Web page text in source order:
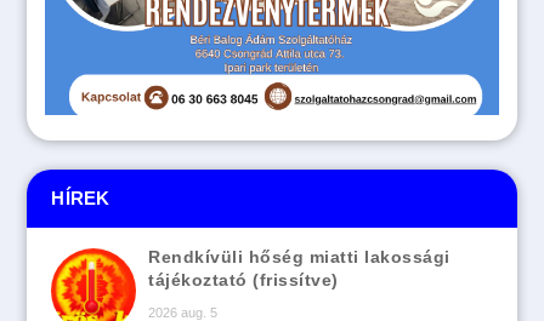
HÍREK
Rendkívüli hőség miatti lakossági
tájékoztató (frissítve)
2026 aug. 5